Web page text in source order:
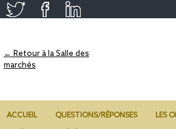
← Retour à la Salle des
marchés
ACCUEIL QUESTIONS/RÉPONSES LES